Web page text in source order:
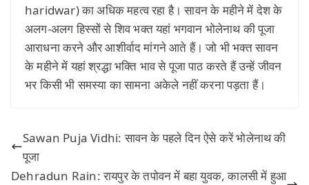
haridwar) का अधिक महत्व रहा है। सावन के महीने में देश के
अलग-अलग हिस्सों से शिव भक्त यहां भगवान भोलेनाथ की पूजा
आराधना करने और आशीर्वाद मांगने आते हैं। जो भी भक्त सावन
के महीने में यहां श्रद्धा भक्ति भाव से पूजा पाठ करते हैं उन्हें जीवन
भर किसी भी समस्या का सामना अकेले नहीं करना पड़ता हैं।
Sawan Puja Vidhi: सावन के पहले दिन ऐसे करें भोलेनाथ की
पूजा
Dehradun Rain: रायपुर के तपोवन में बहा युवक, कालसी में हुआ